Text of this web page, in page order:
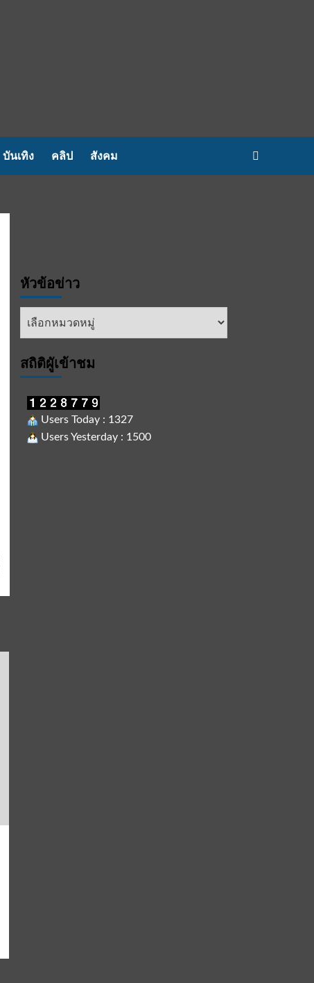
บันเทิง คลิป สังคม
หัวข้อข่าว
หัวข้อ
สถิติผูัเข้าชม
Users Today : 1327
Users Yesterday : 1500